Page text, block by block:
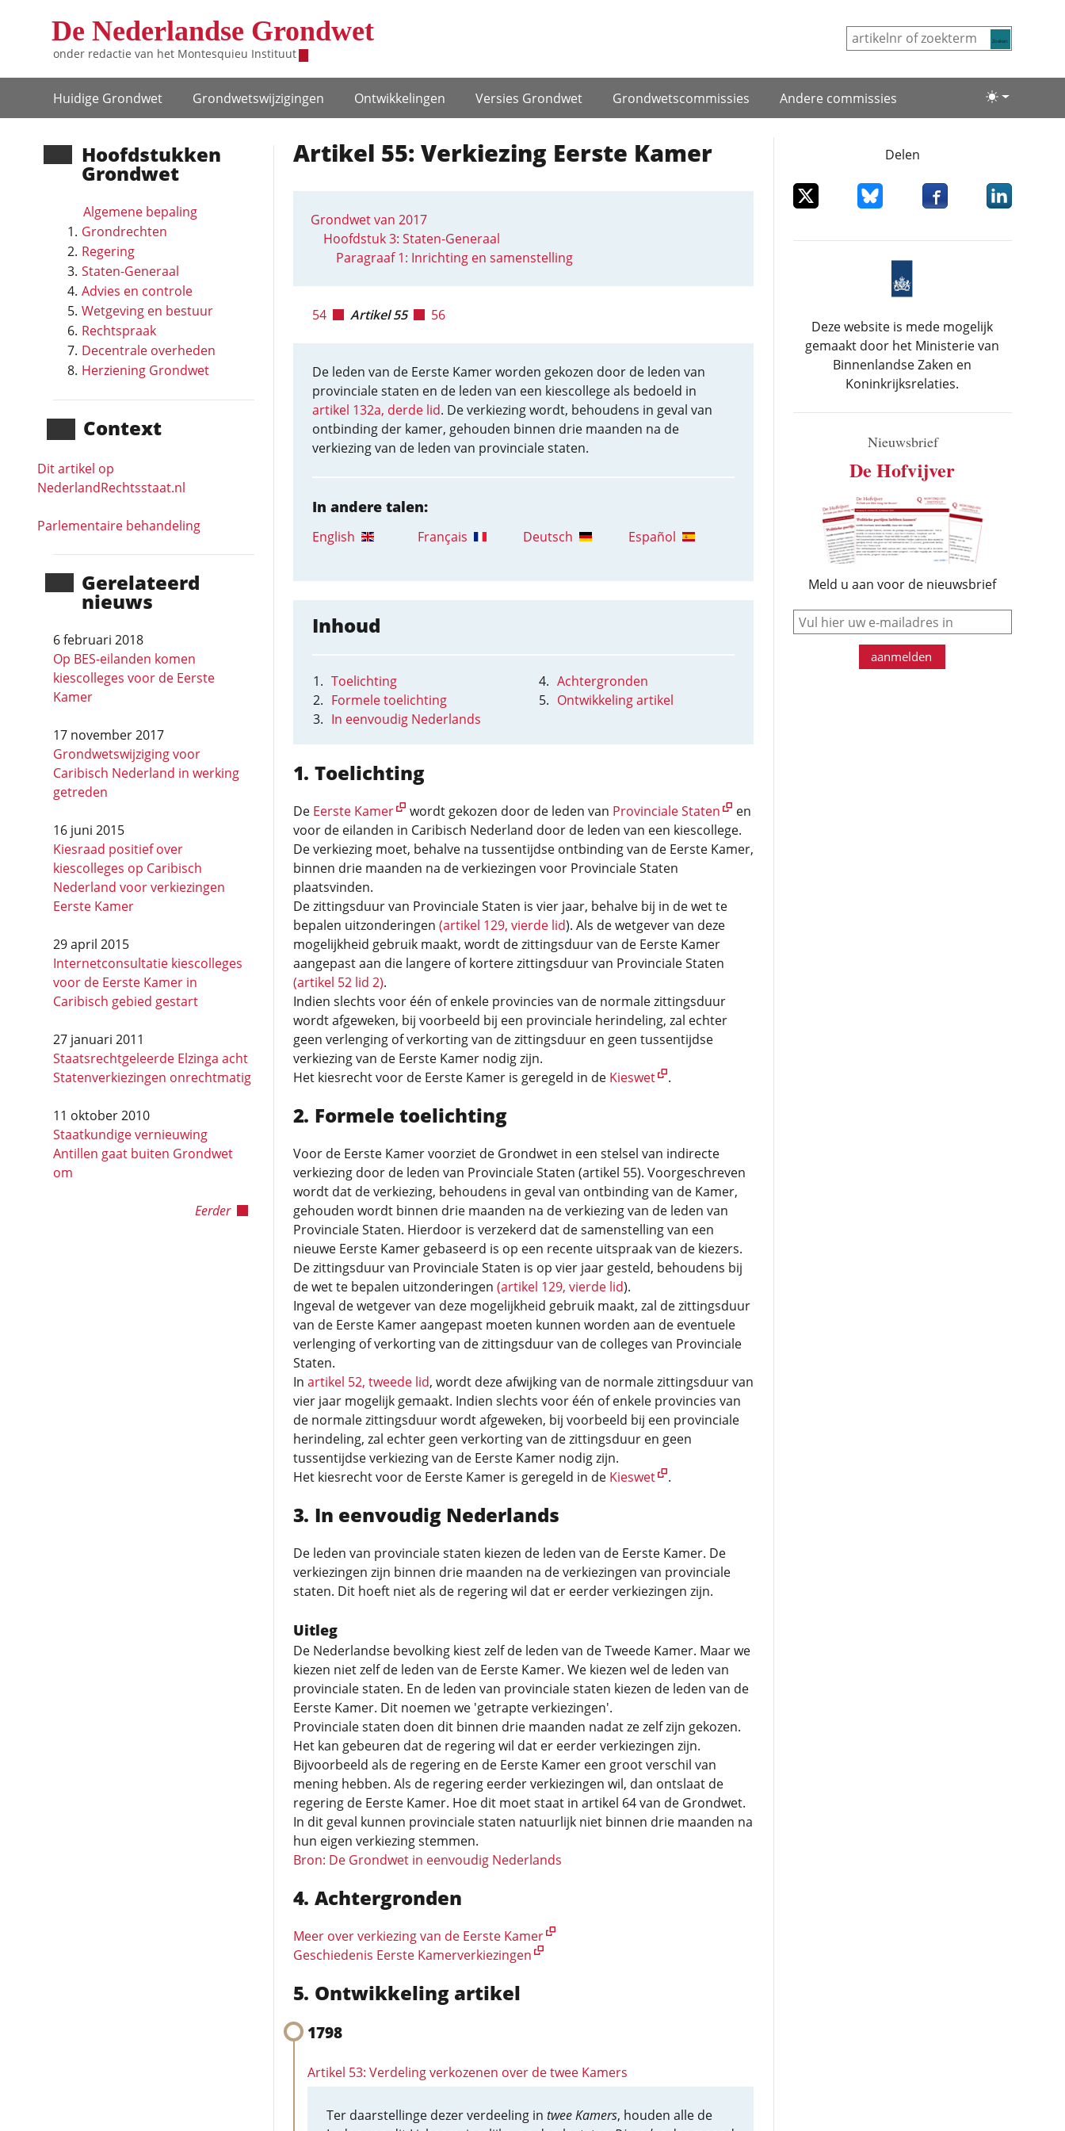
De Nederlandse Grondwet
onder redactie van het Montesquieu Instituut
Lichte/
Hoofdnavigatie
Huidige Grondwet Grondwets­wijzigingen Ontwikke­lingen Versies Grondwet Grondwets­commissies Andere commissies
Hoofd­stukken
Grondwet
Algemene bepaling
Grondrechten
Regering
Staten-Generaal
Advies en controle
Wetgeving en bestuur
Rechtspraak
Decentrale overheden
Herziening Grondwet
Context
Dit artikel op
NederlandRechts­staat.nl
Parlementaire behandeling
Gerela­teerd
nieuws
6 februari 2018
Op BES-eilanden komen
kiescolleges voor de Eerste
Kamer
17 november 2017
Grondwetswijziging voor
Caribisch Nederland in werking
getreden
16 juni 2015
Kiesraad positief over
kiescolleges op Caribisch
Nederland voor verkiezingen
Eerste Kamer
29 april 2015
Internetconsultatie kiescolleges
voor de Eerste Kamer in
Caribisch gebied gestart
27 januari 2011
Staatsrechtgeleerde Elzinga acht
Statenverkiezingen onrechtmatig
11 oktober 2010
Staatkundige vernieuwing
Antillen gaat buiten Grondwet
om
Eerder
Artikel 55: Verkiezing Eerste Kamer
Grondwet van 2017
Hoofdstuk 3: Staten-Generaal
Paragraaf 1: Inrichting en samenstelling
54 Artikel 55 56
De leden van de Eerste Kamer worden gekozen door de leden van
provinciale staten en de leden van een kiescollege als bedoeld in
artikel 132a, derde lid. De verkiezing wordt, behoudens in geval van
ontbinding der kamer, gehouden binnen drie maanden na de
verkiezing van de leden van provinciale staten.
In andere talen:
English Français Deutsch Español
Inhoud
Toelichting
Formele toelichting
In eenvoudig Nederlands
Achtergronden
Ontwikkeling artikel
Toelichting
De Eerste Kamer wordt gekozen door de leden van Provinciale Staten
en
voor de eilanden in Caribisch Nederland door de leden van een kiescollege.
De verkiezing moet, behalve na tussentijdse ontbinding van de Eerste Kamer,
binnen drie maanden na de verkiezingen voor Provinciale Staten
plaatsvinden.
De zittingsduur van Provinciale Staten is vier jaar, behalve bij in de wet te
bepalen uitzonderingen (artikel 129, vierde lid). Als de wetgever van deze
mogelijkheid gebruik maakt, wordt de zittingsduur van de Eerste Kamer
aangepast aan die langere of kortere zittingsduur van Provinciale Staten
(artikel 52 lid 2).
Indien slechts voor één of enkele provincies van de normale zittingsduur
wordt afgeweken, bij voorbeeld bij een provinciale herindeling, zal echter
geen verlenging of verkorting van de zittingsduur en geen tussentijdse
verkiezing van de Eerste Kamer nodig zijn.
Het kiesrecht voor de Eerste Kamer is geregeld in de Kieswet .
Formele toelichting
Voor de Eerste Kamer voorziet de Grondwet in een stelsel van indirecte
verkiezing door de leden van Provinciale Staten (artikel 55). Voorgeschreven
wordt dat de verkiezing, behoudens in geval van ontbinding van de Kamer,
gehouden wordt binnen drie maanden na de verkiezing van de leden van
Provinciale Staten. Hierdoor is verzekerd dat de samenstelling van een
nieuwe Eerste Kamer gebaseerd is op een recente uitspraak van de kiezers.
De zittingsduur van Provinciale Staten is op vier jaar gesteld, behoudens bij
de wet te bepalen uitzonderingen (artikel 129, vierde lid).
Ingeval de wetgever van deze mogelijkheid gebruik maakt, zal de zittingsduur
van de Eerste Kamer aangepast moeten kunnen worden aan de eventuele
verlenging of verkorting van de zittingsduur van de colleges van Provinciale
Staten.
In artikel 52, tweede lid, wordt deze afwijking van de normale zittingsduur van
vier jaar mogelijk gemaakt. Indien slechts voor één of enkele provincies van
de normale zittingsduur wordt afgeweken, bij voorbeeld bij een provinciale
herindeling, zal echter geen verkorting van de zittingsduur en geen
tussentijdse verkiezing van de Eerste Kamer nodig zijn.
Het kiesrecht voor de Eerste Kamer is geregeld in de Kieswet .
In eenvoudig Nederlands
De leden van provinciale staten kiezen de leden van de Eerste Kamer. De
verkiezingen zijn binnen drie maanden na de verkiezingen van provinciale
staten. Dit hoeft niet als de regering wil dat er eerder verkiezingen zijn.
Uitleg
De Nederlandse bevolking kiest zelf de leden van de Tweede Kamer. Maar we
kiezen niet zelf de leden van de Eerste Kamer. We kiezen wel de leden van
provinciale staten. En de leden van provinciale staten kiezen de leden van de
Eerste Kamer. Dit noemen we 'getrapte verkiezingen'.
Provinciale staten doen dit binnen drie maanden nadat ze zelf zijn gekozen.
Het kan gebeuren dat de regering wil dat er eerder verkiezingen zijn.
Bijvoorbeeld als de regering en de Eerste Kamer een groot verschil van
mening hebben. Als de regering eerder verkiezingen wil, dan ontslaat de
regering de Eerste Kamer. Hoe dit moet staat in artikel 64 van de Grondwet.
In dit geval kunnen provinciale staten natuurlijk niet binnen drie maanden na
hun eigen verkiezing stemmen.
Bron: De Grondwet in eenvoudig Nederlands
Achtergronden
Meer over verkiezing van de Eerste Kamer
Geschiedenis Eerste Kamerverkiezingen
Ontwikkeling artikel
1798
Artikel 53: Verdeling verkozenen over de twee Kamers
Ter daarstellinge dezer verdeeling in twee Kamers, houden alle de
Delen
Deel dit item op XDeel dit item op Bluesky
Deel dit item op
Deel dit
Deze website is mede mogelijk
gemaakt door het Ministerie van
Binnenlandse Zaken en
Koninkrijksrelaties.
Nieuwsbrief
De Hofvijver
Meld u aan voor de nieuwsbrief
e-mail
aanmelden